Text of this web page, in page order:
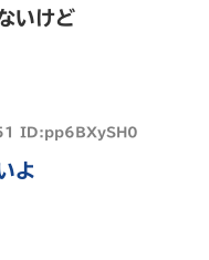
いけど
ID:pp6BXySH0
よ